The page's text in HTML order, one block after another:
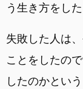
う生き方をし
失敗した人は
ことをしたの
したのかとい